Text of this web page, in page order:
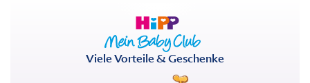
Viele Vorteile & Geschenke